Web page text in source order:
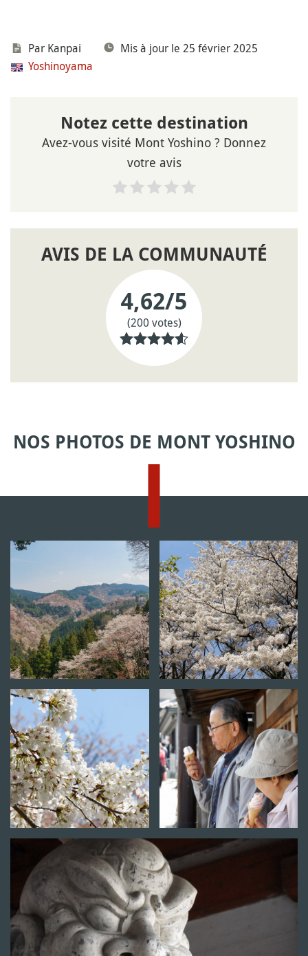
Par Kanpai
Mis à jour le 25 février 2025
Yoshinoyama
Notez cette destination
Avez-vous visité Mont Yoshino ? Donnez
votre avis
AVIS DE LA COMMUNAUTÉ
4,62/5
(200 votes)
NOS PHOTOS DE MONT YOSHINO